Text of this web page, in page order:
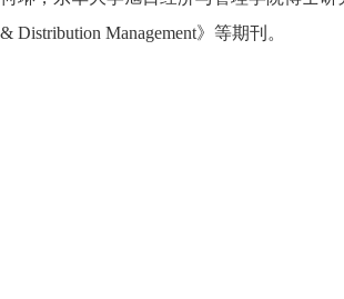
& Distribution Management》等期刊。